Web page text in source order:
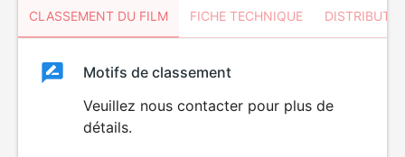
CLASSEMENT DU FILM FICHE TECHNIQUE
ClassementClassement
Motifs de classement
Veuillez nous contacter pour plus de
détails.